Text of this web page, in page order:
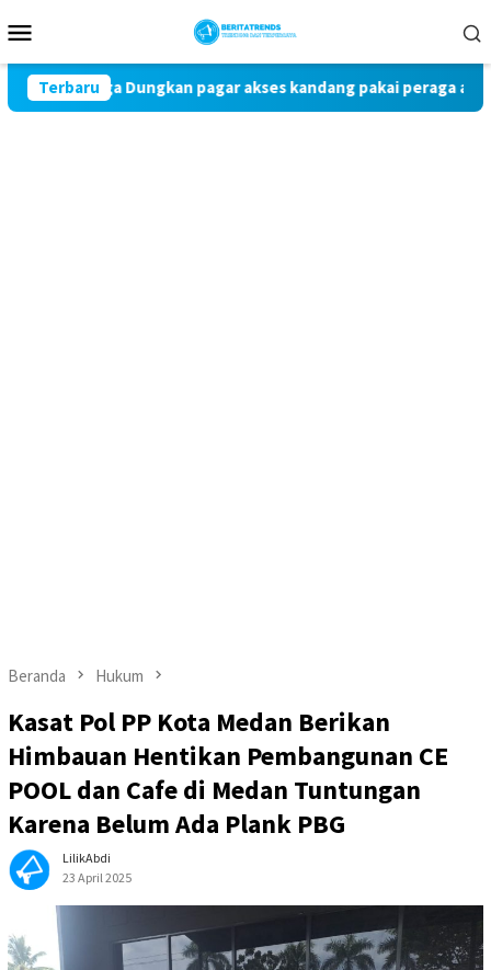
ke
Mobile
Terbaru
Dungkan pagar akses kandang pakai peraga adat
Beranda Hukum
Kasat Pol PP Kota Medan Berikan
Himbauan Hentikan Pembangunan CE
POOL dan Cafe di Medan Tuntungan
Karena Belum Ada Plank PBG
LilikAbdi
23 April 2025